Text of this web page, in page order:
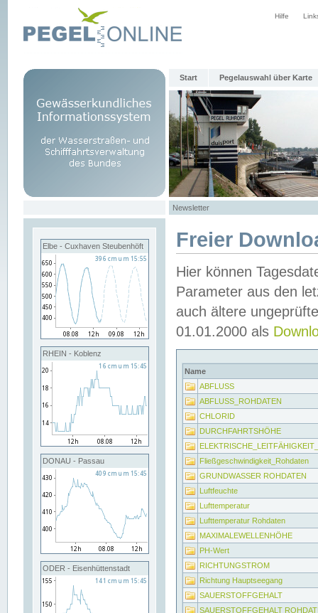
Hilfe
Start Pegelauswahl über Karte
Newsletter
Elbe - Cuxhaven Steubenhöft
RHEIN - Koblenz
DONAU - Passau
ODER - Eisenhüttenstadt
Freier
Hier können
Parameter aus den
auch ältere
01.01.2000 als
Name
ABFLUSS
ABFLUSS_ROHDATEN
CHLORID
DURCHFAHRTSHÖHE
Fließgeschwindigkeit_Rohdaten
GRUNDWASSER ROHDATEN
Luftfeuchte
Lufttemperatur
Lufttemperatur Rohdaten
MAXIMALEWELLENHÖHE
PH-Wert
RICHTUNGSTROM
Richtung Hauptseegang
SAUERSTOFFGEHALT
SAUERSTOFFGEHALT